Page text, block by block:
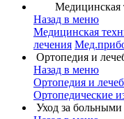
Медицинская
Назад в меню
Медицинская
лечения
Ортопедия и
Назад в меню
Ортопедия и
Ортопедические
Уход за больными